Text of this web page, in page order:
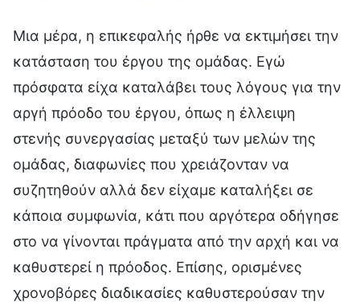
Μια μέρα, η επικεφαλής ήρθε να εκτιμήσει την
κατάσταση του έργου της ομάδας. Εγώ
πρόσφατα είχα καταλάβει τους λόγους για την
αργή πρόοδο του έργου, όπως η έλλειψη
στενής συνεργασίας μεταξύ των μελών της
ομάδας, διαφωνίες που χρειάζονταν να
συζητηθούν αλλά δεν είχαμε καταλήξει σε
κάποια συμφωνία, κάτι που αργότερα οδήγησε
στο να γίνονται πράγματα από την αρχή και να
καθυστερεί η πρόοδος. Επίσης, ορισμένες
χρονοβόρες διαδικασίες καθυστερούσαν την